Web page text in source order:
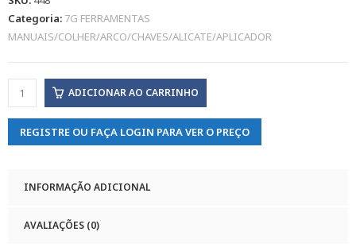
Categoria: 7G FERRAMENTAS
MANUAIS/COLHER/ARCO/CHAVES/ALICATE/APLICADOR
ADICIONAR AO CARRINHO
REGISTRE OU FAÇA LOGIN PARA VER O PREÇO
INFORMAÇÃO ADICIONAL
AVALIAÇÕES (0)